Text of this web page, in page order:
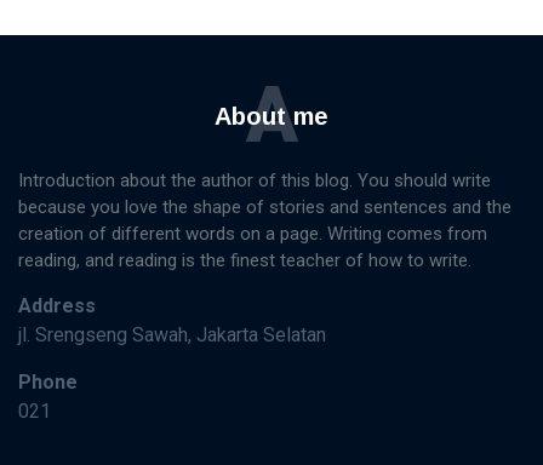
About me
A
Introduction about the author of this blog. You should write
because you love the shape of stories and sentences and the
creation of different words on a page. Writing comes from
reading, and reading is the finest teacher of how to write.
Address
jl. Srengseng Sawah, Jakarta Selatan
Phone
021